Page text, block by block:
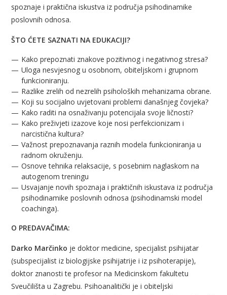
spoznaje i praktična iskustva iz područja psihodinamike
poslovnih odnosa.
ŠTO ĆETE SAZNATI NA EDUKACIJI?
Kako prepoznati znakove pozitivnog i negativnog stresa?
Uloga nesvjesnog u osobnom, obiteljskom i grupnom
funkcioniranju.
Razlike zrelih od nezrelih psiholoških mehanizama obrane.
Koji su socijalno uvjetovani problemi današnjeg čovjeka?
Kako raditi na osnaživanju potencijala svoje ličnosti?
Kako preživjeti izazove koje nosi perfekcionizam i
narcistična kultura?
Važnost prepoznavanja raznih modela funkcioniranja u
radnom okruženju.
Osnovetehnika relaksacije, s posebnim naglaskom na
autogenom treningu
Usvajanje novih spoznaja i praktičnih iskustava iz područja
psihodinamike poslovnih odnosa (psihodinamski model
coachinga).
O PREDAVAČIMA:
Darko Marčinko je doktor medicine, specijalist psihijatar
(subspecijalist iz biologijske psihijatrije i iz psihoterapije),
doktor znanosti te profesor na Medicinskom fakultetu
Sveučilišta u Zagrebu. Psihoanalitički je i obiteljski